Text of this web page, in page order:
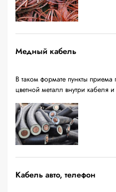
Медный кабель
В таком формате пункты
цветной металл внутри кабеля
Кабель авто, телефон